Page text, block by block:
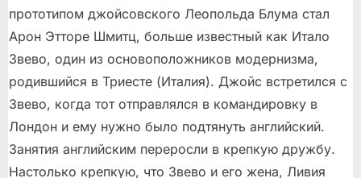
прототипом джойсовского Леопольда Блума стал
Арон Этторе Шмитц, больше известный как Итало
Звево, один из основоположников модернизма,
родившийся в Триесте (Италия). Джойс встретился с
Звево, когда тот отправлялся в командировку в
Лондон и ему нужно было подтянуть английский.
Занятия английским переросли в крепкую дружбу.
Настолько крепкую, что Звево и его жена, Ливия